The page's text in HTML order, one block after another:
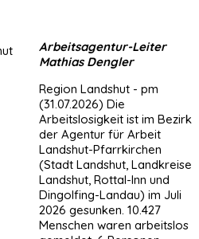
Arbeitsagentur-Leiter
Mathias Dengler
Region Landshut - pm
(31.07.2026) Die
Arbeitslosigkeit ist im Bezirk
der Agentur für Arbeit
Landshut-Pfarrkirchen
(Stadt Landshut, Landkreise
Landshut, Rottal-Inn und
Dingolfing-Landau) im Juli
2026 gesunken. 10.427
Menschen waren arbeitslos